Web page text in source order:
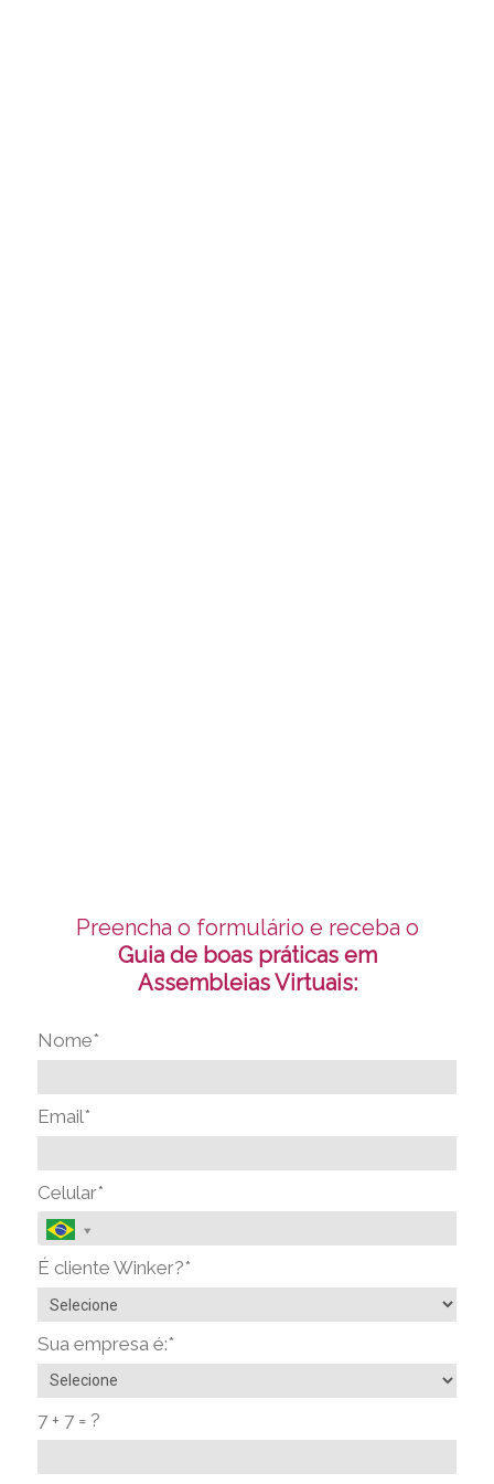
Preencha o formulário e receba o
Guia de boas práticas em
Assembleias Virtuais:
Nome*
Email*
Celular*
É cliente Winker?*
Sua empresa é:*
7 + 7 = ?